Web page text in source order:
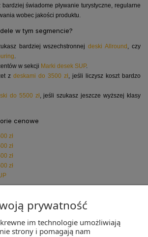
świadome pływanie turystyczne, regularne
wobec jakości produktu.
w tym segmencie?
bardziej wszechstronnejdeski Allround , czy
w sekcji Marki desek SUP.
z deskami do 3500 zł , jeśli liczysz koszt bardzo
do 5500 zł, jeśli szukasz jeszcze wyższej klasy
cenowe
zł
zł
zł
zł
zł to już segment premium?
wybierać deskę pod konkretny styl pływania?
prywatność
im technologie umożliwiają
strony i pomagają nam